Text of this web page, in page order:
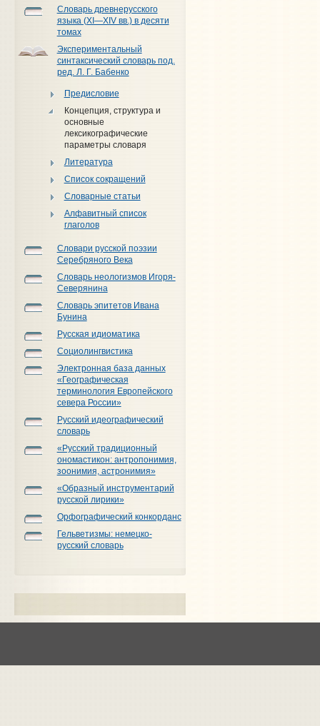
Словарь древнерусского
языка (XI—XIV вв.) в десяти
томах
Экспериментальный
синтаксический словарь под.
ред. Л. Г. Бабенко
Предисловие
Концепция, структура и
основные
лексикографические
параметры словаря
Литература
Список сокращений
Словарные статьи
Алфавитный список
глаголов
Словари русской поэзии
Серебряного Века
Словарь неологизмов Игоря-
Северянина
Словарь эпитетов Ивана
Бунина
Русская идиоматика
Социолингвистика
Электронная база данных
«Географическая
терминология Европейского
севера России»
Русский идеографический
словарь
«Русский традиционный
ономастикон: антропонимия,
зоонимия, астронимия»
«Образный инструментарий
русской лирики»
Орфографический конкорданс
Гельветизмы: немецко-
русский словарь